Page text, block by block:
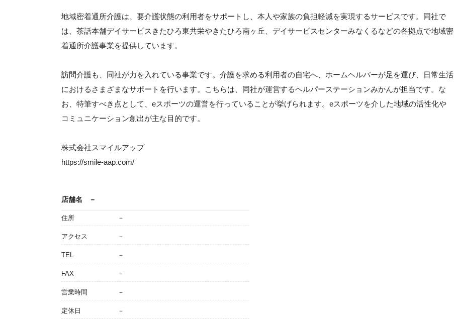
地域密着通所介護は、要介護状態の利用者をサポートし、本人や家族の負担軽減を実現するサービスです。同社で
は、茶話本舗デイサービスきたひろ東共栄やきたひろ南ヶ丘、デイサービスセンターみなくるなどの各拠点で地域密
着通所介護事業を提供しています。
訪問介護も、同社が力を入れている事業です。介護を求める利用者の自宅へ、ホームヘルパーが足を運び、日常生活
におけるさまざまなサポートを行います。こちらは、同社が運営するヘルパーステーションみかんが担当です。な
お、特筆すべき点として、eスポーツの運営を行っていることが挙げられます。eスポーツを介した地域の活性化や
コミュニケーション創出が主な目的です。
株式会社スマイルアップ
https://smile-aap.com/
店舗名 －
住所 －
アクセス －
TEL －
FAX －
営業時間 －
定休日 －